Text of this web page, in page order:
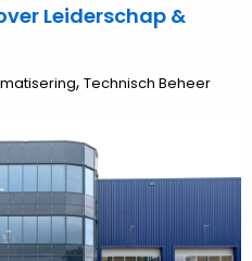
Leiderschap &
, Technisch Beheer